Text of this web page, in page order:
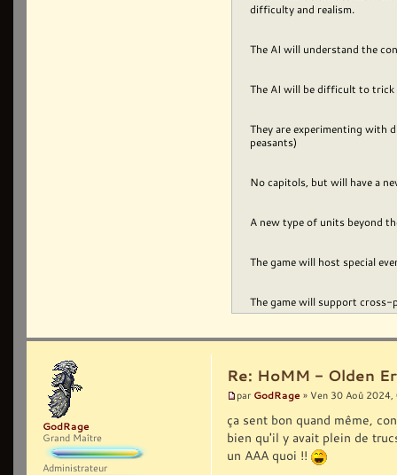
difficulty and realism.
The AI will understand the
The AI will be difficult to
They are experimenting with
peasants)
No capitols, but will have a
A new type of units beyond
The game will host special
The game will support cross-
Re: HoMM - Olden
par GodRage » Ven 30 Aoû
ça sent bon quand même,
bien qu'il y avait plein de
un AAA quoi !!
GodRage
Grand Maître
Administrateur